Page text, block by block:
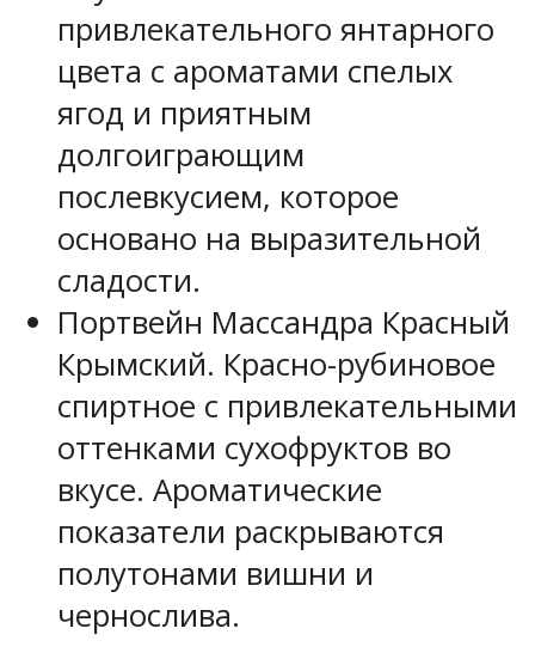
привлекательного янтарного
цвета с ароматами спелых
ягод и приятным
долгоиграющим
послевкусием, которое
основано на выразительной
сладости.
Портвейн Массандра Красный
Крымский. Красно-рубиновое
спиртное с привлекательными
оттенками сухофруктов во
вкусе. Ароматические
показатели раскрываются
полутонами вишни и
чернослива.